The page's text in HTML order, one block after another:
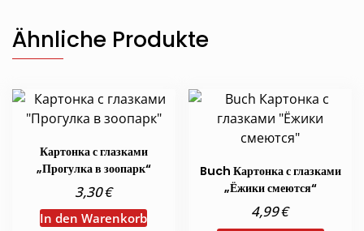
Ähnliche Produkte
Картонка с глазками
„Прогулка в зоопарк“
3,30€
In den Warenkorb
Buch Картонка с глазками
„Ёжики смеются“
4,99€